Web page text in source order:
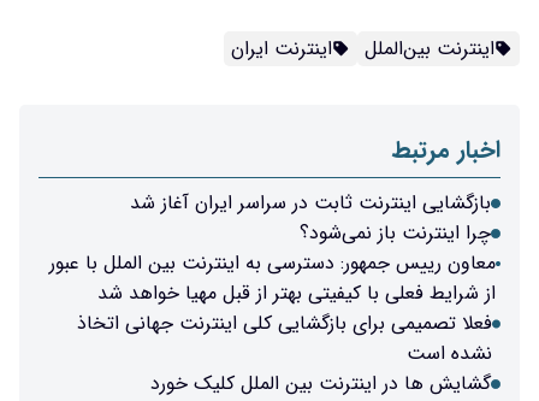
اینترنت بین‌الملل اینترنت ایران
اخبار مرتبط
بازگشایی اینترنت ثابت در سراسر ایران آغاز شد
چرا اینترنت باز نمی‌شود؟
معاون رییس جمهور: دسترسی به اینترنت بین الملل با عبور
از شرایط فعلی با کیفیتی بهتر از قبل مهیا خواهد شد
فعلا تصمیمی برای بازگشایی کلی اینترنت جهانی اتخاذ
نشده است
گشایش ها در اینترنت بین الملل کلیک خورد